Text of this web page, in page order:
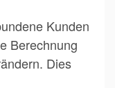
Kunden
Berechnung
Dies